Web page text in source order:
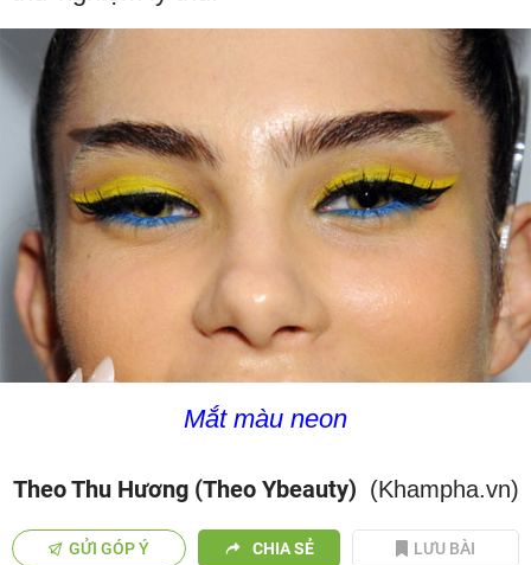
Mắt màu neon
Theo Thu Hương (Theo Ybeauty) (Khampha.vn)
GỬI GÓP Ý CHIA SẺ LƯU BÀI